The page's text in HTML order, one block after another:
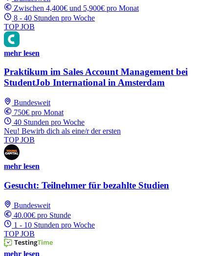
Zwischen 4,400€ und 5,900€ pro Monat
8 - 40 Stunden pro Woche
TOP JOB
mehr lesen
Praktikum im Sales Account Management bei
StudentJob International in Amsterdam
Bundesweit
750€ pro Monat
40 Stunden pro Woche
Neu! Bewirb dich als eine/r der ersten
TOP JOB
mehr lesen
Gesucht: Teilnehmer für bezahlte Studien
Bundesweit
40.00€ pro Stunde
1 - 10 Stunden pro Woche
TOP JOB
mehr lesen